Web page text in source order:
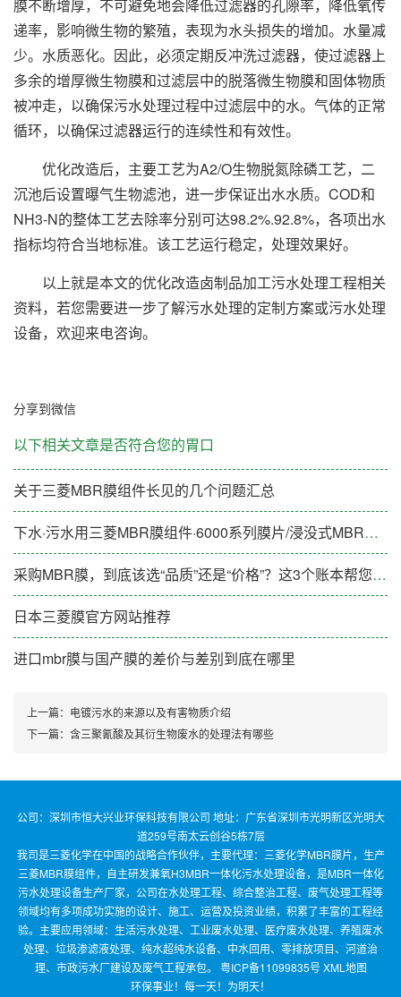
膜不断增厚，不可避免地会降低过滤器的孔隙率，降低氧传
递率，影响微生物的繁殖，表现为水头损失的增加。水量减
少。水质恶化。因此，必须定期反冲洗过滤器，使过滤器上
多余的增厚微生物膜和过滤层中的脱落微生物膜和固体物质
被冲走，以确保污水处理过程中过滤层中的水。气体的正常
循环，以确保过滤器运行的连续性和有效性。
优化改造后，主要工艺为A2/O生物脱氮除磷工艺，二
沉池后设置曝气生物滤池，进一步保证出水水质。COD和
NH3-N的整体工艺去除率分别可达98.2%.92.8%，各项出水
指标均符合当地标准。该工艺运行稳定，处理效果好。
以上就是本文的优化改造卤制品加工污水处理工程相关
资料，若您需要进一步了解污水处理的定制方案或污水处理
设备，欢迎来电咨询。
分享到微信
以下相关文章是否符合您的胃口
关于三菱MBR膜组件长见的几个问题汇总
下水·污水用三菱MBR膜组件·6000系列膜片/浸没式MBR膜片
采购MBR膜，到底该选“品质”还是“价格”？这3个账本帮您算清楚
日本三菱膜官方网站推荐
进口mbr膜与国产膜的差价与差别到底在哪里
上一篇： 电镀污水的来源以及有害物质介绍
下一篇： 含三聚氰酸及其衍生物废水的处理法有哪些
公司：深圳市恒大兴业环保科技有限公司 地址：广东省深圳市光明新区光明大
道259号南太云创谷5栋7层
我司是三菱化学在中国的战略合作伙伴，主要代理：三菱化学MBR膜片，生产
三菱MBR膜组件，自主研发兼氧H3MBR一体化污水处理设备，是MBR一体化
污水处理设备生产厂家，公司在水处理工程、综合整治工程、废气处理工程等
领域均有多项成功实施的设计、施工、运营及投资业绩，积累了丰富的工程经
验。主要应用领域：生活污水处理、工业废水处理、医疗废水处理、养殖废水
处理、垃圾渗滤液处理、纯水超纯水设备、中水回用、零排放项目、河道治
理、市政污水厂建设及废气工程承包。 粤ICP备11099835号 XML地图
环保事业！每一天！为明天！